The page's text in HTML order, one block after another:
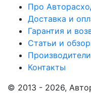
Про
Доставка и
Гарантия и
Статьи и
Производители
Контакты
© 2013 - 2026,